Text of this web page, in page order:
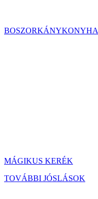
BOSZORKÁNYKONYHA
MÁGIKUS KERÉK
TOVÁBBI JÓSLÁSOK